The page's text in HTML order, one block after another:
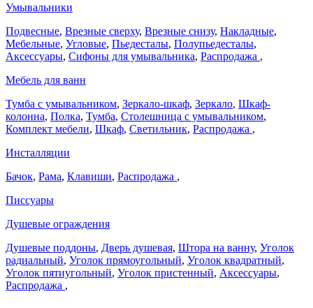
Умывальники
Подвесные, Врезные сверху, Врезные снизу, Накладные,
Мебельные, Угловые, Пьедесталы, Полупьедесталы,
Аксессуары, Сифоны для умывальника, Распродажа ,
Мебель для ванн
Тумба с умывальником, Зеркало-шкаф, Зеркало, Шкаф-
колонна, Полка, Тумба, Столешница с умывальником,
Комплект мебели, Шкаф, Светильник, Распродажа ,
Инсталляции
Бачок, Рама, Клавиши, Распродажа ,
Писсуары
Душевые ограждения
Душевые поддоны, Дверь душевая, Штора на ванну, Уголок
радиальный, Уголок прямоугольный, Уголок квадратный,
Уголок пятиугольный, Уголок пристенный, Аксессуары,
Распродажа ,